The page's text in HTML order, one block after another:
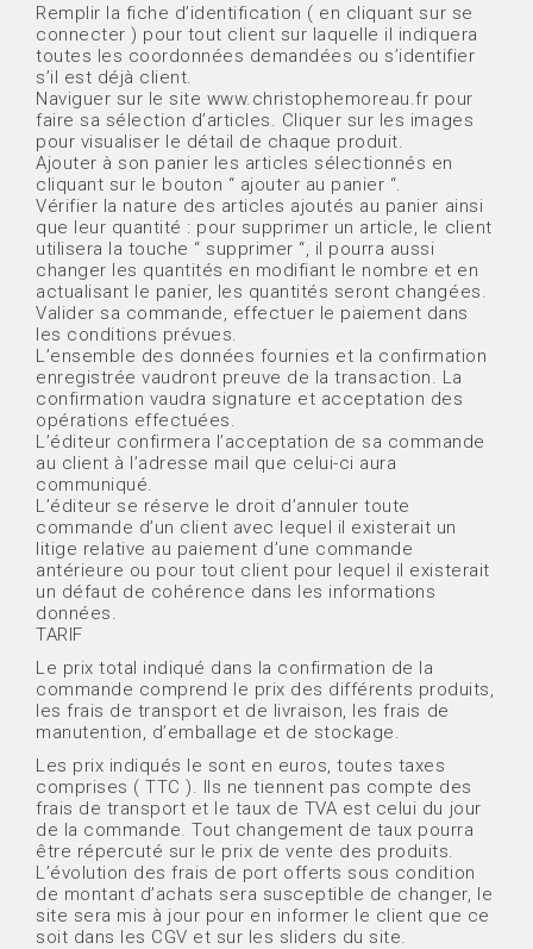
Remplir la fiche d’identification ( en cliquant sur se
connecter ) pour tout client sur laquelle il indiquera
toutes les coordonnées demandées ou s’identifier
s’il est déjà client.
Naviguer sur le site www.christophemoreau.fr pour
faire sa sélection d’articles. Cliquer sur les images
pour visualiser le détail de chaque produit.
Ajouter à son panier les articles sélectionnés en
cliquant sur le bouton “ ajouter au panier “.
Vérifier la nature des articles ajoutés au panier ainsi
que leur quantité : pour supprimer un article, le client
utilisera la touche “ supprimer “, il pourra aussi
changer les quantités en modifiant le nombre et en
actualisant le panier, les quantités seront changées.
Valider sa commande, effectuer le paiement dans
les conditions prévues.
L’ensemble des données fournies et la confirmation
enregistrée vaudront preuve de la transaction. La
confirmation vaudra signature et acceptation des
opérations effectuées.
L’éditeur confirmera l’acceptation de sa commande
au client à l’adresse mail que celui-ci aura
communiqué.
L’éditeur se réserve le droit d’annuler toute
commande d’un client avec lequel il existerait un
litige relative au paiement d’une commande
antérieure ou pour tout client pour lequel il existerait
un défaut de cohérence dans les informations
données.
TARIF
Le prix total indiqué dans la confirmation de la
commande comprend le prix des différents produits,
les frais de transport et de livraison, les frais de
manutention, d’emballage et de stockage.
Les prix indiqués le sont en euros, toutes taxes
comprises ( TTC ). Ils ne tiennent pas compte des
frais de transport et le taux de TVA est celui du jour
de la commande. Tout changement de taux pourra
être répercuté sur le prix de vente des produits.
L’évolution des frais de port offerts sous condition
de montant d’achats sera susceptible de changer, le
site sera mis à jour pour en informer le client que ce
soit dans les CGV et sur les sliders du site.